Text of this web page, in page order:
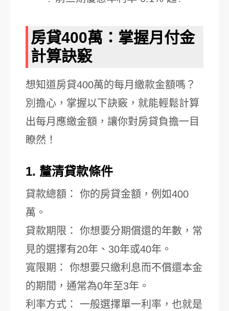
房貸400萬：掌握月付金
計算訣竅
想知道房貸400萬的每月繳款金額嗎？
別擔心，掌握以下訣竅，就能輕鬆計算
出每月應繳金額，讓你對房貸負擔一目
瞭然！
1. 釐清貸款條件
貸款總額： 你的房貸金額，例如400
萬。
貸款期限： 你想要分期償還的年數，常
見的選擇有20年、30年或40年。
寬限期： 你想要只繳利息而不償還本金
的期間，通常為0年至3年。
利率方式： 一般選擇單一利率，也就是